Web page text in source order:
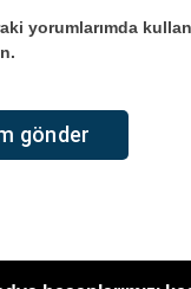
yorumlarımda